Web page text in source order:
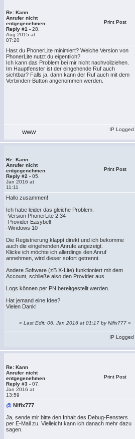
Re: Kann
Anrufer nicht
entgegenehmen
Reply #1 - 28.
Aug 2015 at
07:20
Print Post
Hast du PhonerLite minimiert? Welche Version von
PhonerLite nutzt du eigentlich?
Ich kann das Problem bei mir nicht nachvollziehen.
Im Hauptfenster ist der eingehende Ruf auch
sichtbar? Falls ja, dann kann der Ruf auch mit dem
Verbinden-Button angenommen werden.
WWW
IP Logged
Re: Kann
Anrufer nicht
entgegenehmen
Reply #2 - 05.
Jan 2016 at
11:11
Print Post
Hallo zusammen!
Ich habe leider das gleiche Problem.
-Version PhonerLite 2.34
-Provider Easybell
-Windows 10
Die Registrierung klappt direkt und ich bekomme
auch die eingehenden Anrufe angezeigt.
Klicke ich möchte ich allerdings den Anruf
annehmen, wird dieser sofort getrennt.
Andere Software (zB X-Lite) funktioniert mit dem
Account, schließe also den Provider aus.
Logs können per PN bereitgestellt werden.
Hat jemand eine Idee?
Vielen Dank!
«Last Edit: 06. Jan 2016 at 01:17 by Nifix777 »
IP Logged
Re: Kann
Anrufer nicht
entgegenehmen
Reply #3 - 07.
Jan 2016 at
13:59
Print Post
@ Nifix777
Ja, sende mir bitte den Inhalt des Debug-Fensters
per E-Mail zu. Vielleicht kann ich danach mehr dazu
sagen.